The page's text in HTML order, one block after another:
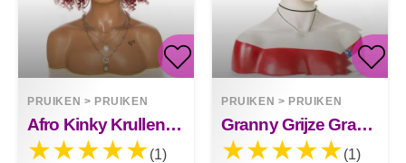
PRUIKEN > PRUIKEN
Afro Kinky Krullend Haar Pruiken Afro Kinky Krullend Haar Pruiken Kayla
(1)
PRUIKEN > PRUIKEN
Granny Grijze Gradiënt Pruik Van Chemische Vezels
(1)